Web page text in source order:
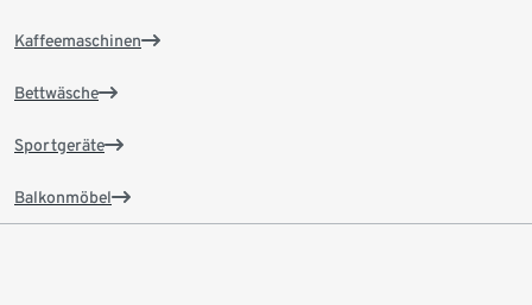
Kaffeemaschinen
Bettwäsche
Sportgeräte
Balkonmöbel